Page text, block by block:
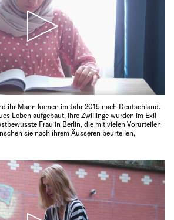
ihr Mann kamen im Jahr 2015 nach Deutschland.
Leben aufgebaut, ihre Zwillinge wurden im Exil
Frau in Berlin, die mit vielen Vorurteilen
sie nach ihrem Äusseren beurteilen,